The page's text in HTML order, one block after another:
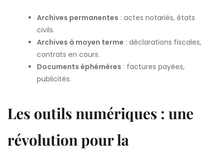
Archives permanentes : actes notariés, états
civils.
Archives à moyen terme : déclarations fiscales,
contrats en cours.
Documents éphémères : factures payées,
publicités.
Les outils numériques : une
révolution pour la